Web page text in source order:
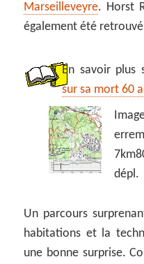
Marseilleveyre. Horst
également été
En savoir plus
sur sa mort 60
dépl.
Un parcours
habitations et la
une bonne surprise.